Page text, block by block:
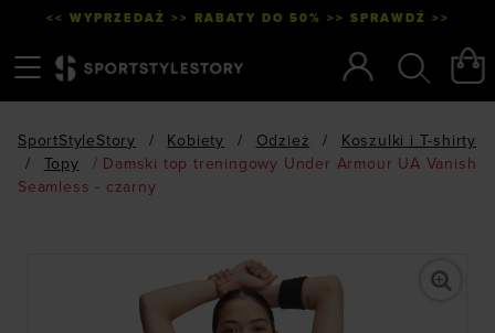
<< WYPRZEDAŻ >> RABATY DO 50% >> SPRAWDŹ >>
SportStyleStory / Kobiety / Odzież /
Koszulki i T-shirty
/
Topy / Damski top treningowy Under Armour UA Vanish
Seamless - czarny